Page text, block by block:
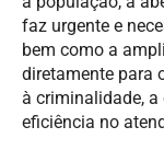
faz urgente e
bem como a
diretamente para
à criminalidade, a
eficiência no